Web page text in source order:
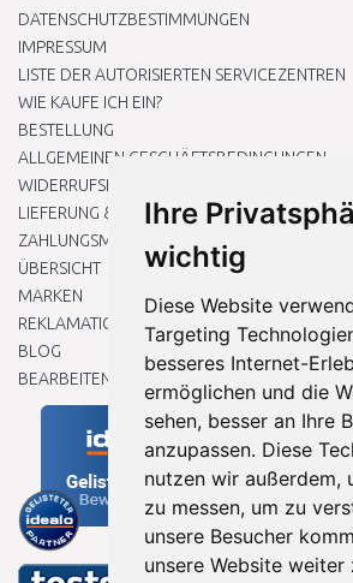
Ihre
wichtig
Diese Website
Targeting
besseres Internet-
ermöglichen und die
sehen, besser an Ihre
anzupassen. Diese
nutzen wir außerdem,
zu messen, um zu
unsere Besucher
unsere Website weiter
DATENSCHUTZBESTIMMUNGEN
IMPRESSUM
LISTE DER AUTORISIERTEN SERVICEZENTREN
WIE KAUFE ICH EIN?
BESTELLUNG
ALLGEMEINEN GESCHÄFTSBEDINGUNGEN
WIDERRUFSRECHT
LIEFERUNG & ZAHLUNG
ZAHLUNGSMETHODEN
ÜBERSICHT
MARKEN
REKLAMATIONEN UND RETOUREN
BLOG
BEARBEITEN SIE MEINE COOKIE-